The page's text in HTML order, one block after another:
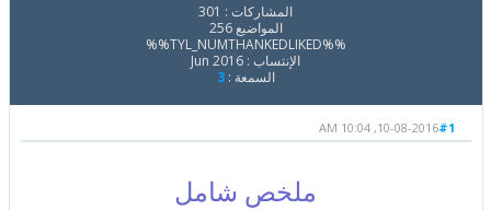
المشاركات : 301
المواضيع 256
%%TYL_NUMTHANKEDLIKED%%
الإنتساب : Jun 2016
السمعة :3
#1
10-08-2016, 10:04 AM
ملخص شامل